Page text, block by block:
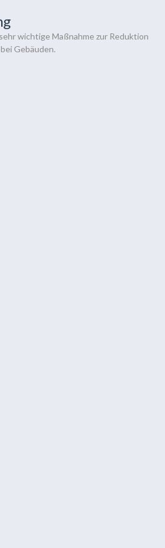
wichtige Maßnahme zur Reduktion
Gebäuden.